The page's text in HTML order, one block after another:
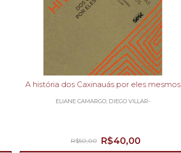
A história dos Caxinauás por eles mesmos
ELIANE CAMARGO; DIEGO VILLAR-
R$40,00
R$50,00